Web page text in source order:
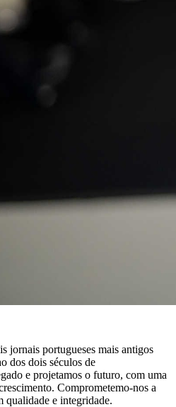
jornais portugueses mais antigos
dos dois séculos de
e projetamos o futuro, com uma
Comprometemo-nos a
qualidade e integridade.